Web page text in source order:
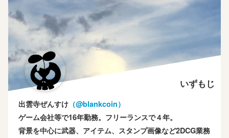
いずもじ
出雲寺ぜんすけ （‎@blankcoin）
ゲーム会社等で16年勤務。フリーランスで４年。
背景を中心に武器、アイテム、スタンプ画像など2DCG業務